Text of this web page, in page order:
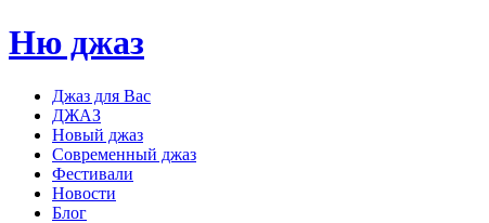
Ню джаз
Джаз для Вас
ДЖАЗ
Новый джаз
Современный джаз
Фестивали
Новости
Блог